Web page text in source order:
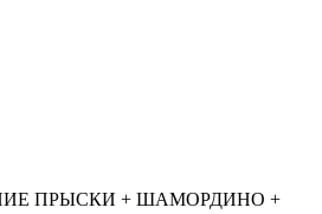
ПРЫСКИ + ШАМОРДИНО +